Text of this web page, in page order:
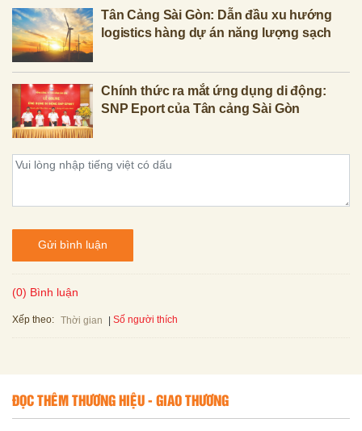
Tân Cảng Sài Gòn: Dẫn đầu xu hướng
logistics hàng dự án năng lượng sạch
Chính thức ra mắt ứng dụng di động:
SNP Eport của Tân cảng Sài Gòn
Gửi bình luận
(0) Bình luận
Xếp theo: Thời gian Số người thích
ĐỌC THÊM THƯƠNG HIỆU - GIAO THƯƠNG